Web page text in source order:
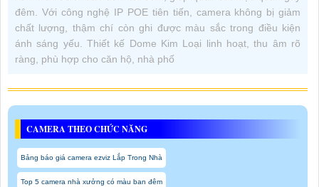
đêm. Với công nghệ IP POE tiên tiến, camera không bị giảm
chất lượng, thậm chí còn ghi được màu sắc trong điều kiện
ánh sáng yếu. Thiết kế Dome Kim Loại linh hoạt, thu âm rõ
ràng, phù hợp cho căn hộ, nhà phố
CAMERA THEO CHỨC NĂNG
Bảng báo giá camera ezviz Lắp Trong Nhà
Top 5 camera nhà xưởng có màu ban đêm